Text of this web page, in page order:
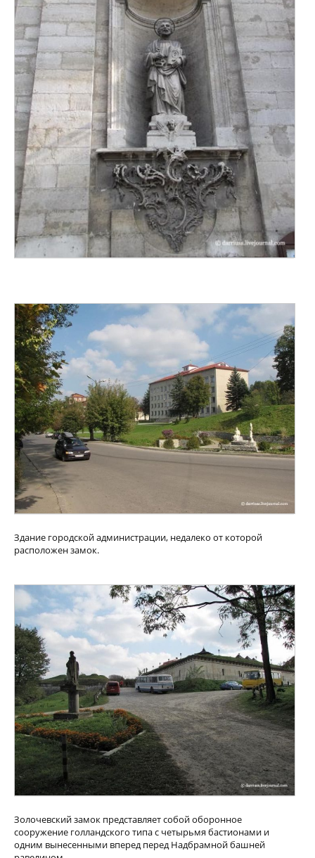
Здание городской администрации, недалеко от которой
расположен замок.
Золочевский замок представляет собой оборонное
сооружение голландского типа с четырьмя бастионами и
одним вынесенными вперед перед Надбрамной башней